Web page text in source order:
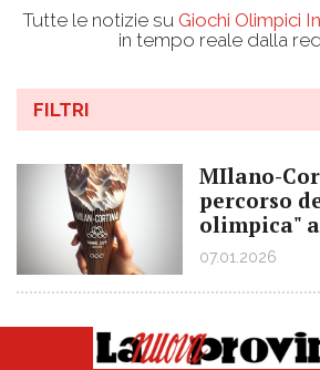
Tutte le notizie su Giochi Olimpici
in tempo reale dalla
FILTRI
MIlano-
percorso
olimpica"
07.01.2026